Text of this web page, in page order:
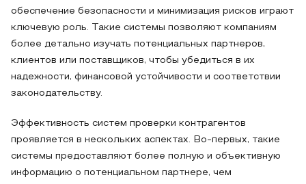
обеспечение безопасности и минимизация рисков играют
ключевую роль. Такие системы позволяют компаниям
более детально изучать потенциальных партнеров,
клиентов или поставщиков, чтобы убедиться в их
надежности, финансовой устойчивости и соответствии
законодательству.
Эффективность систем проверки контрагентов
проявляется в нескольких аспектах. Во-первых, такие
системы предоставляют более полную и объективную
информацию о потенциальном партнере, чем